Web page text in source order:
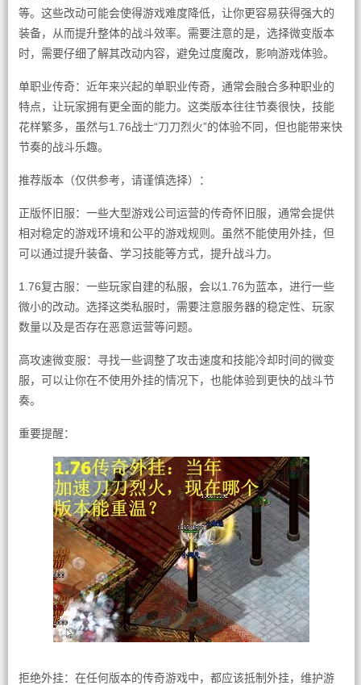
等。这些改动可能会使得游戏难度降低，让你更容易获得强大的
装备，从而提升整体的战斗效率。需要注意的是，选择微变版本
时，需要仔细了解其改动内容，避免过度魔改，影响游戏体验。
单职业传奇：近年来兴起的单职业传奇，通常会融合多种职业的
特点，让玩家拥有更全面的能力。这类版本往往节奏很快，技能
花样繁多，虽然与1.76战士“刀刀烈火”的体验不同，但也能带来快
节奏的战斗乐趣。
推荐版本（仅供参考，请谨慎选择）：
正版怀旧服：一些大型游戏公司运营的传奇怀旧服，通常会提供
相对稳定的游戏环境和公平的游戏规则。虽然不能使用外挂，但
可以通过提升装备、学习技能等方式，提升战斗力。
1.76复古服：一些玩家自建的私服，会以1.76为蓝本，进行一些
微小的改动。选择这类私服时，需要注意服务器的稳定性、玩家
数量以及是否存在恶意运营等问题。
高攻速微变服：寻找一些调整了攻击速度和技能冷却时间的微变
服，可以让你在不使用外挂的情况下，也能体验到更快的战斗节
奏。
重要提醒：
拒绝外挂：在任何版本的传奇游戏中，都应该抵制外挂，维护游